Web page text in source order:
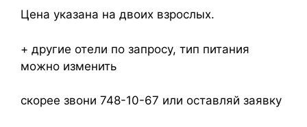
Цена указана на двоих взрослых.
+ другие отели по запросу, тип питания
можно изменить
скорее звони 748-10-67 или оставляй заявку